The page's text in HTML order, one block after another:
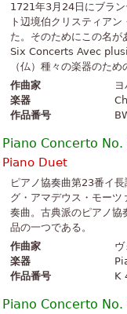
1721年3月24日にブラ
ト辺境伯クリスティア
た。そのためにこの名が
Six Concerts Avec
（仏）種々の楽器のた
作曲家
楽器
作品番号
Piano Concerto No.
Piano Duet
ピアノ協奏曲第23番イ
グ・アマデウス・モー
奏曲。古典派のピアノ協
品の一つである。
作曲家
楽器
作品番号
K
Piano Concerto No.